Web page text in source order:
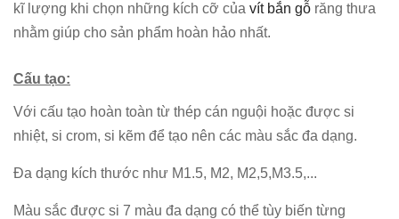
kĩ lượng khi chọn những kích cỡ của vít bắn gỗ răng thưa
nhằm giúp cho sản phẩm hoàn hảo nhất.
Cấu tạo:
Với cấu tạo hoàn toàn từ thép cán nguội hoặc được si
nhiệt, si crom, si kẽm để tạo nên các màu sắc đa dạng.
Đa dạng kích thước như M1.5, M2, M2,5,M3.5,...
Màu sắc được si 7 màu đa dạng có thể tùy biến từng